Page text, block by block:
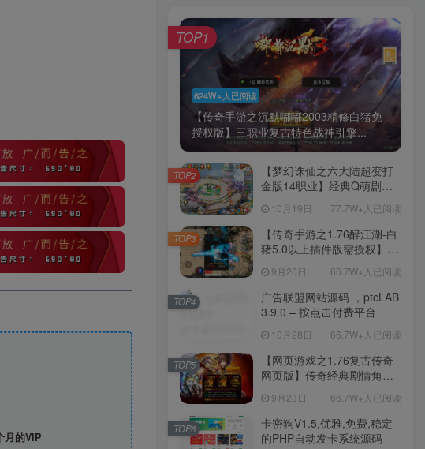
月的VIP
624W+人已阅读
【传奇手游之沉默嘟嘟2003精修白猪免
授权版】三职业复古特色战神引擎...
TOP1
【梦幻诛仙之六大陆超变打
金版14职业】经典Q萌剧情
Linux服务端源码视频架设教
程-新版多功能GM网页后台
工具-安卓苹果IOS双端版
本！
10月19日 77.7W+人已阅读
TOP2
【传奇手游之1.76醉江湖-白
猪5.0以上插件版需授权】三
手游-Win服务端源码视频架
设教程-新版GM多功能网页
授权物品后台-九层妖塔-法宠
系统-历练殿堂-尸家重地-GM
直冲网页后台-安卓苹果IOS
双端版本！
9月20日 66.7W+人已阅读
TOP3
广告联盟网站源码 ，ptcLAB
3.9.0 – 按点击付费平台
10月28日 66.7W+人已阅读
TOP4
【网页游戏之1.76复古传奇
网页版】传奇经典剧情角色
Win服务端源码视频架设教
程！
9月23日 66.7W+人已阅读
TOP5
卡密狗V1.5,优雅,免费,稳定
的PHP自动发卡系统源码
TOP6